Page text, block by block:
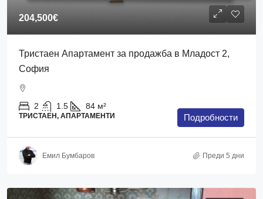
204,500€
Тристаен Апартамент за продажба в Младост 2,
София
2 1.5 84 м²
ТРИСТАЕН, АПАРТАМЕНТИ Подробности
Емил Бумбаров Преди 5 дни